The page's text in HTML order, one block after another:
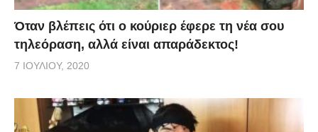
Όταν βλέπεις ότι ο κούριερ έφερε τη νέα σου
τηλεόραση, αλλά είναι απαράδεκτος!
7 ΙΟΥΛΊΟΥ, 2020